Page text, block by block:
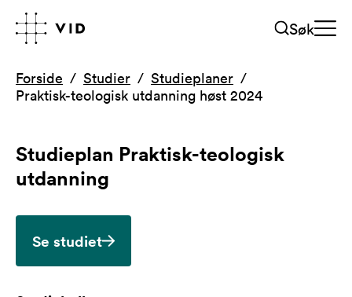
Søk
Forside Studier
Studieplaner
Praktisk-teologisk utdanning høst 2024
Studieplan Praktisk-teologisk
utdanning
Se studiet